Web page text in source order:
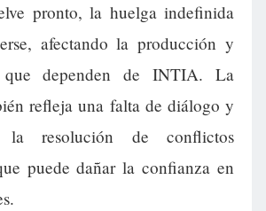
pronto, la huelga indefinida
afectando la producción y
que dependen de INTIA. La
refleja una falta de diálogo y
la resolución de conflictos
puede dañar la confianza en